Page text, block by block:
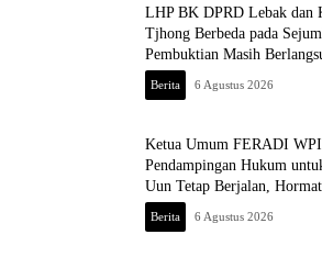
LHP BK DPRD Lebak dan
Tjhong Berbeda pada
Pembuktian Masih
Revan FERADI WPI
Berita 6 Agustus 2026
Ketua Umum FERADI WPI
Pendampingan Hukum
Uun Tetap Berjalan,
Hasil Pemeriksaan BK
Berita 6 Agustus 2026